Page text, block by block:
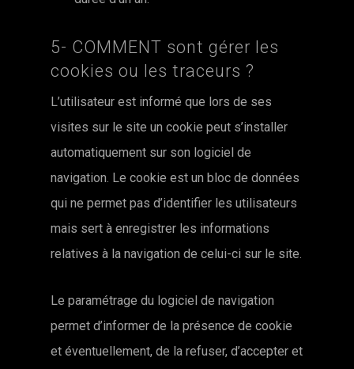
5- COMMENT sont gérer les
cookies ou les traceurs ?
L’utilisateur est informé que lors de ses
visites sur le site un cookie peut s’installer
automatiquement sur son logiciel de
navigation. Le cookie est un bloc de données
qui ne permet pas d’identifier les utilisateurs
mais sert à enregistrer les informations
relatives à la navigation de celui-ci sur le site.
Le paramétrage du logiciel de navigation
permet d’informer de la présence de cookie
et éventuellement, de la refuser, d’accepter et